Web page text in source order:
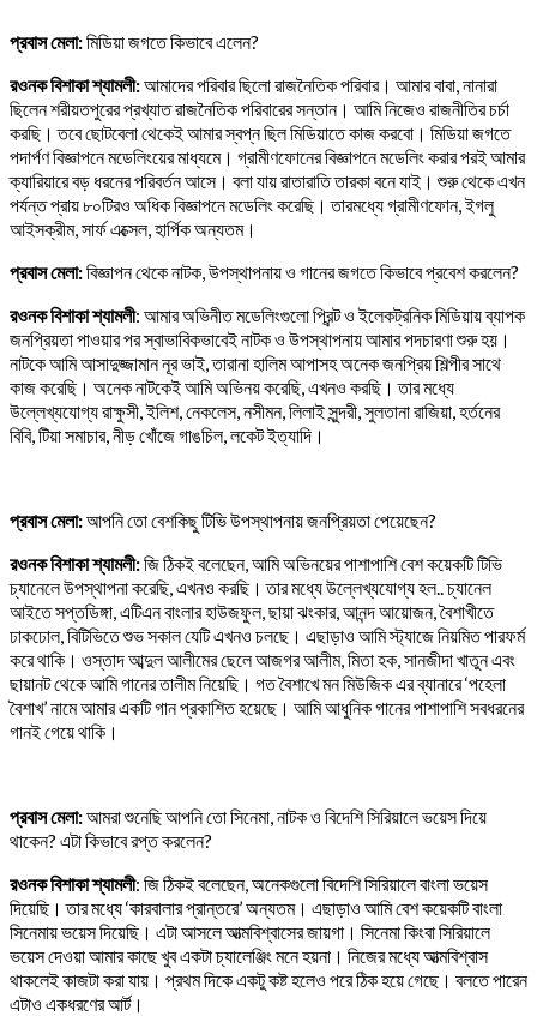
প্রবাস মেলা:মিডিয়া জগতে কিভাবে এলেন?
রওনক বিশাকা শ্যামলী:আমাদের পরিবার ছিলো রাজনৈতিক পরিবার। আমার বাবা, নানারা
ছিলেন শরীয়তপুরের প্রখ্যাত রাজনৈতিক পরিবারের সন্তান। আমি নিজেও রাজনীতির চর্চা
করছি। তবে ছোটবেলা থেকেই আমার স্বপ্ন ছিল মিডিয়াতে কাজ করবো। মিডিয়া জগতে
পদার্পণ বিজ্ঞাপনে মডেলিংয়ের মাধ্যমে। গ্রামীণফোনের বিজ্ঞাপনে মডেলিংকরার পরই আমার
ক্যারিয়ারে বড় ধরনের পরিবর্তন আসে। বলা যায় রাতারাতি তারকা বনে যাই। শুরু থেকে এখন
পর্যন্ত প্রায় ৮০টিরও অধিক বিজ্ঞাপনে মডেলিং করেছি। তারমধ্যে গ্রামীণফোন, ইগলু
আইসক্রীম, সার্ফ এক্সেল, হার্পিক অন্যতম।
প্রবাস মেলা:বিজ্ঞাপন থেকে নাটক, উপস্থাপনায় ও গানের জগতে কিভাবে প্রবেশ করলেন?
রওনক বিশাকা শ্যামলী: আমার অভিনীত মডেলিংগুলো প্রিন্ট ও ইলেকট্রনিক মিডিয়ায় ব্যাপক
জনপ্রিয়তা পাওয়ার পর স্বাভাবিকভাবেই নাটক ও উপস্থাপনায় আমার পদচারণা শুরু হয়।
নাটকে আমি আসাদুজ্জামান নূর ভাই, তারানা হালিম আপাসহ অনেক জনপ্রিয় শিল্পীর সাথে
কাজ করেছি। অনেক নাটকেই আমি অভিনয় করেছি, এখনও করছি। তার মধ্যে
উল্লেখ্যযোগ্য রাক্ষুসী, ইলিশ, নেকলেস, নসীমন, লিলাই সুন্দরী, সুলতানা রাজিয়া, হর্তনের
বিবি, টিয়া সমাচার, নীড় খোঁজে গাঙচিল, লকেট ইত্যাদি।
প্রবাস মেলা:আপনি তো বেশকিছু টিভি উপস্থাপনায় জনপ্রিয়তা পেয়েছেন?
রওনক বিশাকা শ্যামলী:জি ঠিকই বলেছেন, আমি অভিনয়ের পাশাপাশি বেশ কয়েকটি টিভি
চ্যানেলে উপস্থাপনা করেছি, এখনও করছি। তার মধ্যে উল্লেখ্যযোগ্য হল.. চ্যানেল
আইতে সপ্তডিঙ্গা, এটিএন বাংলার হাউজফুল, ছায়া ঝংকার, আনন্দ আয়োজন, বৈশাখীতে
ঢাকঢোল, বিটিভিতে শুভ সকাল যেটি এখনও চলছে। এছাড়াও আমি স্ট্যাজে নিয়মিত পারফর্ম
করে থাকি। ওস্তাদ আব্দুল আলীমের ছেলে আজগর আলীম, মিতা হক, সানজীদা খাতুন এবং
ছায়ানট থেকে আমি গানের তালীম নিয়েছি। গত বৈশাখে মন মিউজিক এর ব্যানারে ‘পহেলা
বৈশাখ’ নামে আমার একটি গান প্রকাশিত হয়েছে। আমি আধুনিক গানের পাশাপাশি সবধরনের
গানই গেয়ে থাকি।
প্রবাস মেলা:আমরা শুনেছি আপনি তো সিনেমা, নাটক ও বিদেশি সিরিয়ালে ভয়েস দিয়ে
থাকেন? এটা কিভাবে রপ্ত করলেন?
রওনক বিশাকা শ্যামলী: জি ঠিকই বলেছেন, অনেকগুলো বিদেশি সিরিয়ালে বাংলা ভয়েস
দিয়েছি। তার মধ্যে ‘কারবালার প্রান্তরে’ অন্যতম। এছাড়াও আমি বেশ কয়েকটি বাংলা
সিনেমায় ভয়েস দিয়েছি। এটা আসলে আত্মবিশ্বাসের জায়গা। সিনেমা কিংবা সিরিয়ালে
ভয়েস দেওয়া আমার কাছে খুব একটা চ্যালেঞ্জিং মনে হয়না। নিজের মধ্যে আত্মবিশ্বাস
থাকলেই কাজটা করা যায়। প্রথম দিকে একটু কষ্ট হলেও পরে ঠিক হয়ে গেছে। বলতে পারেন
এটাও একধরণের আর্ট।